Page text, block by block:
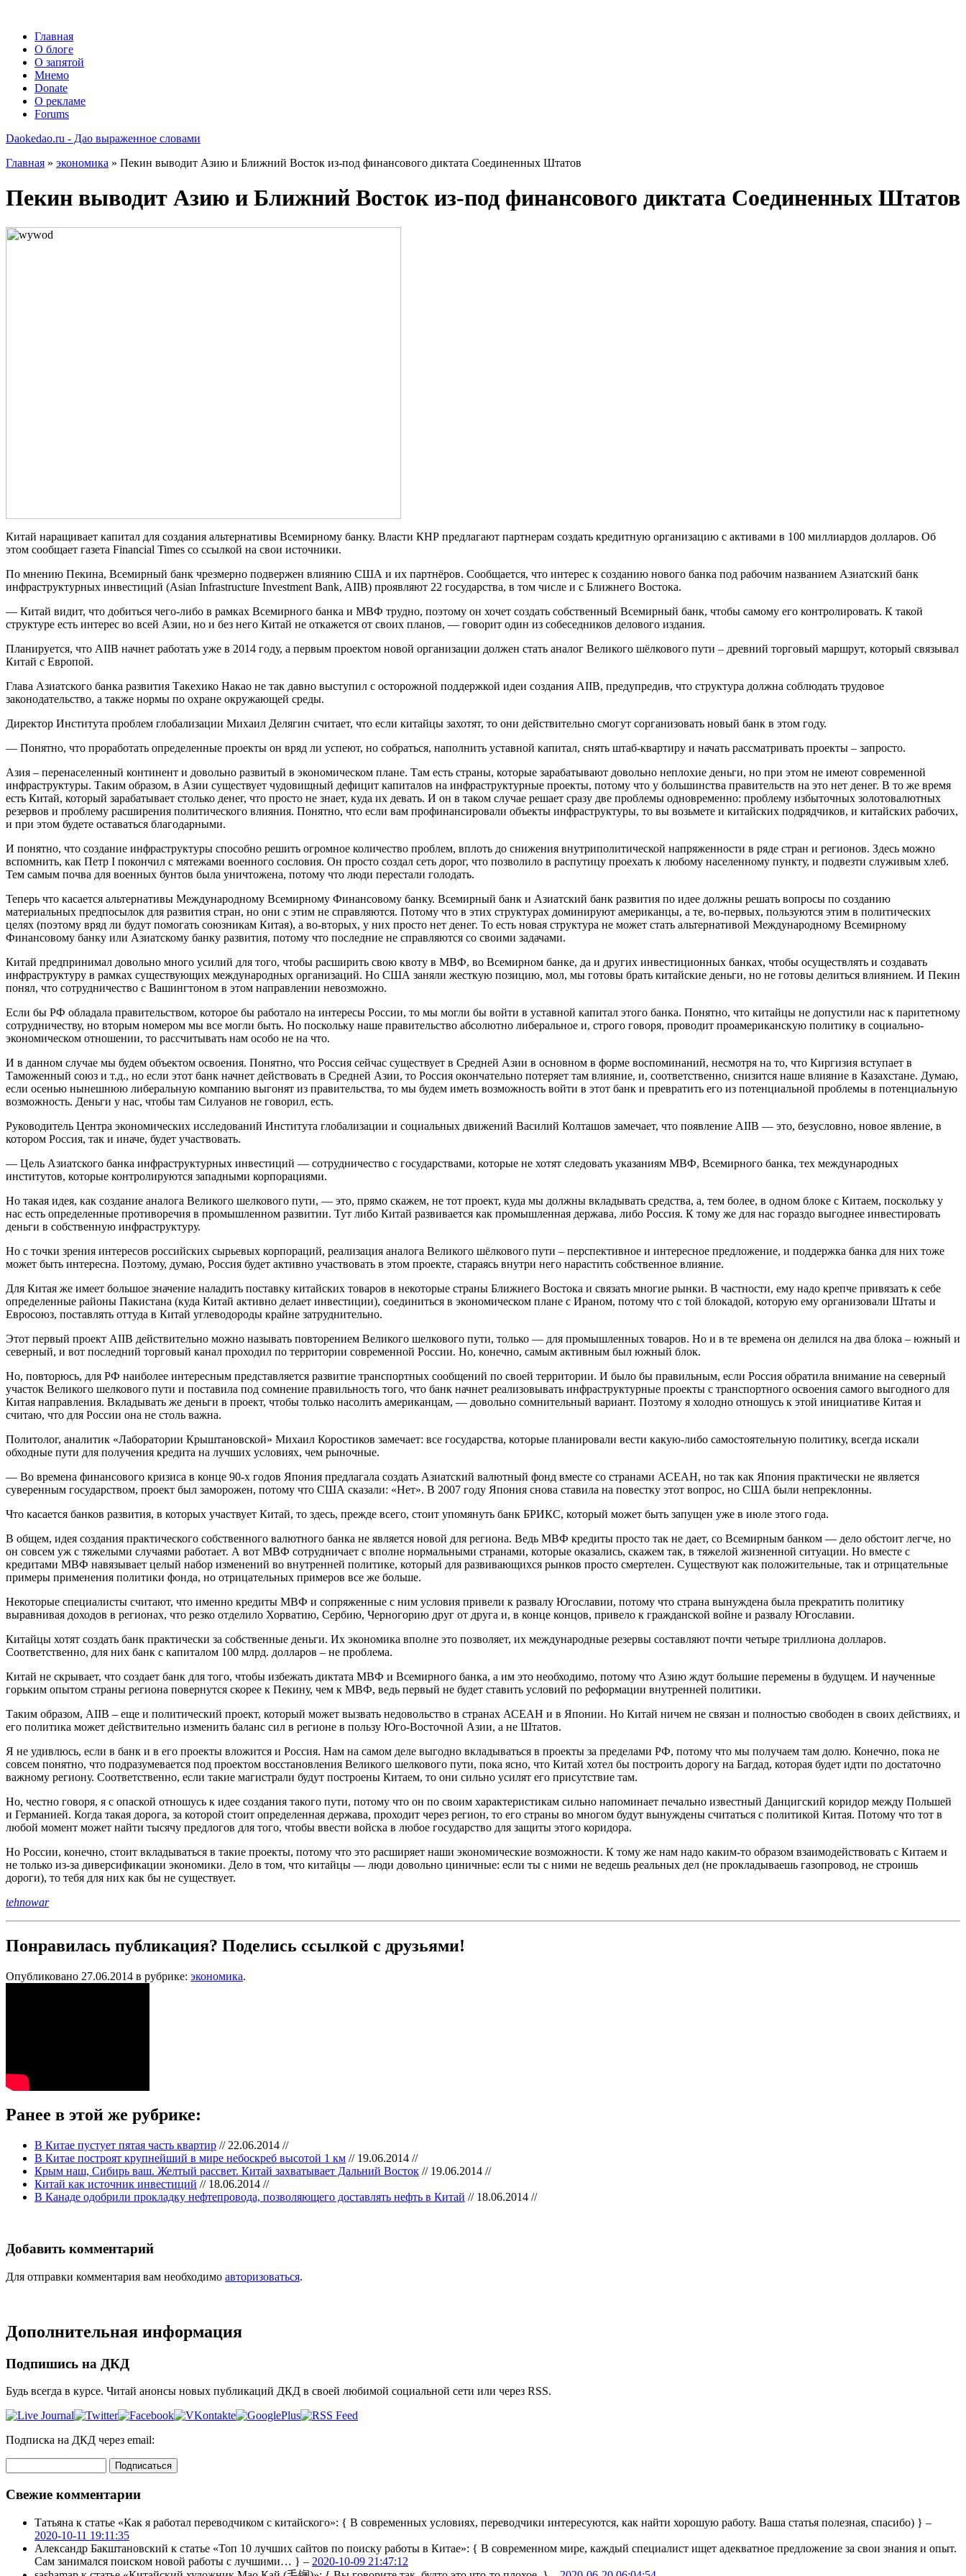
Главная
О блоге
О запятой
Мнемо
Donate
О рекламе
Forums
Daokedao.ru - Дао выраженное словами
Главная » экономика » Пекин выводит Азию и Ближний Восток из-под финансового диктата Соединенных Штатов
Пекин выводит Азию и Ближний Восток из-под финансового диктата Соединенных Штатов
Китай наращивает капитал для создания альтернативы Всемирному банку. Власти КНР предлагают партнерам создать кредитную организацию с активами в 100 миллиардов долларов. Об
этом сообщает газета Financial Times со ссылкой на свои источники.
По мнению Пекина, Всемирный банк чрезмерно подвержен влиянию США и их партнёров. Сообщается, что интерес к созданию нового банка под рабочим названием Азиатский банк
инфраструктурных инвестиций (Asian Infrastructure Investment Bank, AIIB) проявляют 22 государства, в том числе и с Ближнего Востока.
— Китай видит, что добиться чего-либо в рамках Всемирного банка и МВФ трудно, поэтому он хочет создать собственный Всемирный банк, чтобы самому его контролировать. К такой
структуре есть интерес во всей Азии, но и без него Китай не откажется от своих планов, — говорит один из собеседников делового издания.
Планируется, что AIIB начнет работать уже в 2014 году, а первым проектом новой организации должен стать аналог Великого шёлкового пути – древний торговый маршрут, который связывал
Китай с Европой.
Глава Азиатского банка развития Такехико Накао не так давно выступил с осторожной поддержкой идеи создания AIIB, предупредив, что структура должна соблюдать трудовое
законодательство, а также нормы по охране окружающей среды.
Директор Института проблем глобализации Михаил Делягин считает, что если китайцы захотят, то они действительно смогут сорганизовать новый банк в этом году.
— Понятно, что проработать определенные проекты он вряд ли успеют, но собраться, наполнить уставной капитал, снять штаб-квартиру и начать рассматривать проекты – запросто.
Азия – перенаселенный континент и довольно развитый в экономическом плане. Там есть страны, которые зарабатывают довольно неплохие деньги, но при этом не имеют современной
инфраструктуры. Таким образом, в Азии существует чудовищный дефицит капиталов на инфраструктурные проекты, потому что у большинства правительств на это нет денег. В то же время
есть Китай, который зарабатывает столько денег, что просто не знает, куда их девать. И он в таком случае решает сразу две проблемы одновременно: проблему избыточных золотовалютных
резервов и проблему расширения политического влияния. Понятно, что если вам профинансировали объекты инфраструктуры, то вы возьмете и китайских подрядчиков, и китайских рабочих,
и при этом будете оставаться благодарными.
И понятно, что создание инфраструктуры способно решить огромное количество проблем, вплоть до снижения внутриполитической напряженности в ряде стран и регионов. Здесь можно
вспомнить, как Петр I покончил с мятежами военного сословия. Он просто создал сеть дорог, что позволило в распутицу проехать к любому населенному пункту, и подвезти служивым хлеб.
Тем самым почва для военных бунтов была уничтожена, потому что люди перестали голодать.
Теперь что касается альтернативы Международному Всемирному Финансовому банку. Всемирный банк и Азиатский банк развития по идее должны решать вопросы по созданию
материальных предпосылок для развития стран, но они с этим не справляются. Потому что в этих структурах доминируют американцы, а те, во-первых, пользуются этим в политических
целях (поэтому вряд ли будут помогать союзникам Китая), а во-вторых, у них просто нет денег. То есть новая структура не может стать альтернативой Международному Всемирному
Финансовому банку или Азиатскому банку развития, потому что последние не справляются со своими задачами.
Китай предпринимал довольно много усилий для того, чтобы расширить свою квоту в МВФ, во Всемирном банке, да и других инвестиционных банках, чтобы осуществлять и создавать
инфраструктуру в рамках существующих международных организаций. Но США заняли жесткую позицию, мол, мы готовы брать китайские деньги, но не готовы делиться влиянием. И Пекин
понял, что сотрудничество с Вашингтоном в этом направлении невозможно.
Если бы РФ обладала правительством, которое бы работало на интересы России, то мы могли бы войти в уставной капитал этого банка. Понятно, что китайцы не допустили нас к паритетному
сотрудничеству, но вторым номером мы все могли быть. Но поскольку наше правительство абсолютно либеральное и, строго говоря, проводит проамериканскую политику в социально-
экономическом отношении, то рассчитывать нам особо не на что.
И в данном случае мы будем объектом освоения. Понятно, что Россия сейчас существует в Средней Азии в основном в форме воспоминаний, несмотря на то, что Киргизия вступает в
Таможенный союз и т.д., но если этот банк начнет действовать в Средней Азии, то Россия окончательно потеряет там влияние, и, соответственно, снизится наше влияние в Казахстане. Думаю,
если осенью нынешнюю либеральную компанию выгонят из правительства, то мы будем иметь возможность войти в этот банк и превратить его из потенциальной проблемы в потенциальную
возможность. Деньги у нас, чтобы там Силуанов не говорил, есть.
Руководитель Центра экономических исследований Института глобализации и социальных движений Василий Колташов замечает, что появление AIIB — это, безусловно, новое явление, в
котором Россия, так и иначе, будет участвовать.
— Цель Азиатского банка инфраструктурных инвестиций — сотрудничество с государствами, которые не хотят следовать указаниям МВФ, Всемирного банка, тех международных
институтов, которые контролируются западными корпорациями.
Но такая идея, как создание аналога Великого шелкового пути, — это, прямо скажем, не тот проект, куда мы должны вкладывать средства, а, тем более, в одном блоке с Китаем, поскольку у
нас есть определенные противоречия в промышленном развитии. Тут либо Китай развивается как промышленная держава, либо Россия. К тому же для нас гораздо выгоднее инвестировать
деньги в собственную инфраструктуру.
Но с точки зрения интересов российских сырьевых корпораций, реализация аналога Великого шёлкового пути – перспективное и интересное предложение, и поддержка банка для них тоже
может быть интересна. Поэтому, думаю, Россия будет активно участвовать в этом проекте, стараясь внутри него нарастить собственное влияние.
Для Китая же имеет большое значение наладить поставку китайских товаров в некоторые страны Ближнего Востока и связать многие рынки. В частности, ему надо крепче привязать к себе
определенные районы Пакистана (куда Китай активно делает инвестиции), соединиться в экономическом плане с Ираном, потому что с той блокадой, которую ему организовали Штаты и
Евросоюз, поставлять оттуда в Китай углеводороды крайне затруднительно.
Этот первый проект AIIB действительно можно называть повторением Великого шелкового пути, только — для промышленных товаров. Но и в те времена он делился на два блока – южный и
северный, и вот последний торговый канал проходил по территории современной России. Но, конечно, самым активным был южный блок.
Но, повторюсь, для РФ наиболее интересным представляется развитие транспортных сообщений по своей территории. И было бы правильным, если Россия обратила внимание на северный
участок Великого шелкового пути и поставила под сомнение правильность того, что банк начнет реализовывать инфраструктурные проекты с транспортного освоения самого выгодного для
Китая направления. Вкладывать же деньги в проект, чтобы только насолить американцам, — довольно сомнительный вариант. Поэтому я холодно отношусь к этой инициативе Китая и
считаю, что для России она не столь важна.
Политолог, аналитик «Лаборатории Крыштановской» Михаил Коростиков замечает: все государства, которые планировали вести какую-либо самостоятельную политику, всегда искали
обходные пути для получения кредита на лучших условиях, чем рыночные.
— Во времена финансового кризиса в конце 90-х годов Япония предлагала создать Азиатский валютный фонд вместе со странами АСЕАН, но так как Япония практически не является
суверенным государством, проект был заморожен, потому что США сказали: «Нет». В 2007 году Япония снова ставила на повестку этот вопрос, но США были непреклонны.
Что касается банков развития, в которых участвует Китай, то здесь, прежде всего, стоит упомянуть банк БРИКС, который может быть запущен уже в июле этого года.
В общем, идея создания практического собственного валютного банка не является новой для региона. Ведь МВФ кредиты просто так не дает, со Всемирным банком — дело обстоит легче, но
он совсем уж с тяжелыми случаями работает. А вот МВФ сотрудничает с вполне нормальными странами, которые оказались, скажем так, в тяжелой жизненной ситуации. Но вместе с
кредитами МВФ навязывает целый набор изменений во внутренней политике, который для развивающихся рынков просто смертелен. Существуют как положительные, так и отрицательные
примеры применения политики фонда, но отрицательных примеров все же больше.
Некоторые специалисты считают, что именно кредиты МВФ и сопряженные с ним условия привели к развалу Югославии, потому что страна вынуждена была прекратить политику
выравнивая доходов в регионах, что резко отделило Хорватию, Сербию, Черногорию друг от друга и, в конце концов, привело к гражданской войне и развалу Югославии.
Китайцы хотят создать банк практически за собственные деньги. Их экономика вполне это позволяет, их международные резервы составляют почти четыре триллиона долларов.
Соответственно, для них банк с капиталом 100 млрд. долларов – не проблема.
Китай не скрывает, что создает банк для того, чтобы избежать диктата МВФ и Всемирного банка, а им это необходимо, потому что Азию ждут большие перемены в будущем. И наученные
горьким опытом страны региона повернутся скорее к Пекину, чем к МВФ, ведь первый не будет ставить условий по реформации внутренней политики.
Таким образом, AIIB – еще и политический проект, который может вызвать недовольство в странах АСЕАН и в Японии. Но Китай ничем не связан и полностью свободен в своих действиях, и
его политика может действительно изменить баланс сил в регионе в пользу Юго-Восточной Азии, а не Штатов.
Я не удивлюсь, если в банк и в его проекты вложится и Россия. Нам на самом деле выгодно вкладываться в проекты за пределами РФ, потому что мы получаем там долю. Конечно, пока не
совсем понятно, что подразумевается под проектом восстановления Великого шелкового пути, пока ясно, что Китай хотел бы построить дорогу на Багдад, которая будет идти по достаточно
важному региону. Соответственно, если такие магистрали будут построены Китаем, то они сильно усилят его присутствие там.
Но, честно говоря, я с опаской отношусь к идее создания такого пути, потому что он по своим характеристикам сильно напоминает печально известный Данцигский коридор между Польшей
и Германией. Когда такая дорога, за которой стоит определенная держава, проходит через регион, то его страны во многом будут вынуждены считаться с политикой Китая. Потому что тот в
любой момент может найти тысячу предлогов для того, чтобы ввести войска в любое государство для защиты этого коридора.
Но России, конечно, стоит вкладываться в такие проекты, потому что это расширяет наши экономические возможности. К тому же нам надо каким-то образом взаимодействовать с Китаем и
не только из-за диверсификации экономики. Дело в том, что китайцы — люди довольно циничные: если ты с ними не ведешь реальных дел (не прокладываешь газопровод, не строишь
дороги), то тебя для них как бы не существует.
tehnowar
Понравилась публикация? Поделись ссылкой с друзьями!
Опубликовано 27.06.2014 в рубрике: экономика.
Ранее в этой же рубрике:
В Китае пустует пятая часть квартир // 22.06.2014 //
В Китае построят крупнейший в мире небоскреб высотой 1 км // 19.06.2014 //
Крым наш, Сибирь ваш. Желтый рассвет. Китай захватывает Дальний Восток // 19.06.2014 //
Китай как источник инвестиций // 18.06.2014 //
В Канаде одобрили прокладку нефтепровода, позволяющего доставлять нефть в Китай // 18.06.2014 //
Добавить комментарий
Для отправки комментария вам необходимо авторизоваться.
Дополнительная информация
Подпишись на ДКД
Будь всегда в курсе. Читай анонсы новых публикаций ДКД в своей любимой социальной сети или через RSS.
Подписка на ДКД через email:
Свежие комментарии
Татьяна к статье «Как я работал переводчиком с китайского»: { В современных условиях, переводчики интересуются, как найти хорошую работу. Ваша статья полезная, спасибо) } –
2020-10-11 19:11:35
Александр Бакштановский к статье «Топ 10 лучших сайтов по поиску работы в Китае»: { В современном мире, каждый специалист ищет адекватное предложение за свои знания и опыт.
Сам занимался поиском новой работы с лучшими… } – 2020-10-09 21:47:12